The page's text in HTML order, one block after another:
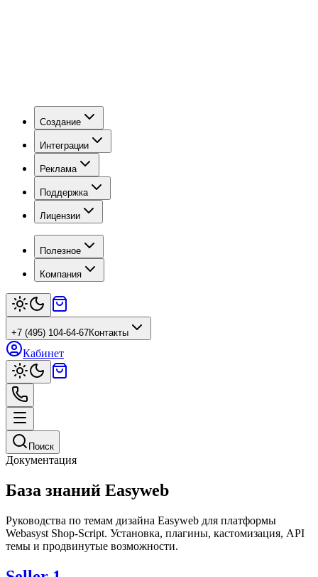
Создание
Интеграции
Реклама
Поддержка
Лицензии
Полезное
Компания
+7 (495) 104-64-67Контакты
Кабинет
Поиск
Документация
База знаний Easyweb
Руководства по темам дизайна Easyweb для платформы
Webasyst Shop-Script. Установка, плагины, кастомизация, API
темы и продвинутые возможности.